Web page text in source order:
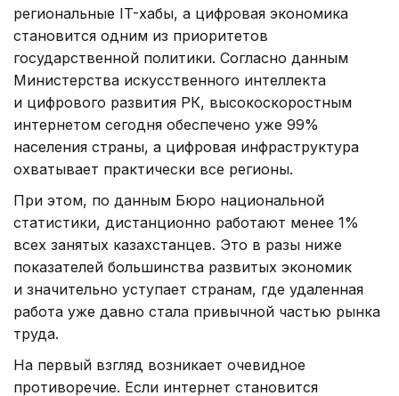
региональные IT-хабы, а цифровая экономика
становится одним из приоритетов
государственной политики. Согласно данным
Министерства искусственного интеллекта
и цифрового развития РК, высокоскоростным
интернетом сегодня обеспечено уже 99%
населения страны, а цифровая инфраструктура
охватывает практически все регионы.
При этом, по данным Бюро национальной
статистики, дистанционно работают менее 1%
всех занятых казахстанцев. Это в разы ниже
показателей большинства развитых экономик
и значительно уступает странам, где удаленная
работа уже давно стала привычной частью рынка
труда.
На первый взгляд возникает очевидное
противоречие. Если интернет становится